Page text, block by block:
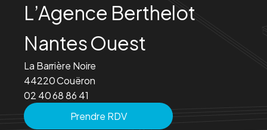
L’Agence Berthelot
Nantes Ouest
La Barrière Noire
44220 Couëron
02 40 68 86 41
Prendre RDV